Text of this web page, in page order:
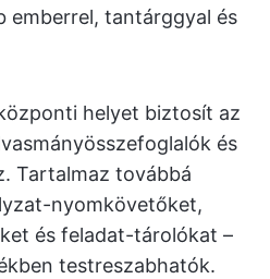
emberrel, tantárggyal és
helyet biztosít az
és
Tartalmaz továbbá
nyomkövetőket,
és feladat-tárolókat –
testreszabhatók.